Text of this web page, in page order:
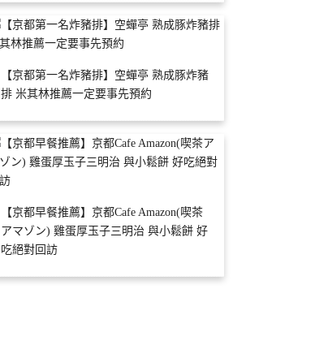
【京都第一名炸豬排】空蟬亭 熟成豚炸豬
排 米其林推薦一定要事先預約
【京都早餐推薦】京都Cafe Amazon(喫茶
アマゾン) 雞蛋厚玉子三明治 與小鬆餅 好
吃絕對回訪